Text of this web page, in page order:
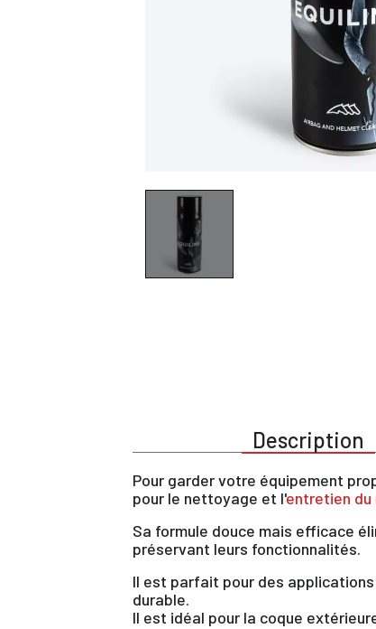
Description
Pour garder votre équipement
pour le nettoyage et l'entretien du
Sa formule douce mais efficace
préservant leurs fonctionnalités.
Il est parfait pour des
durable.
Il est idéal pour la coque